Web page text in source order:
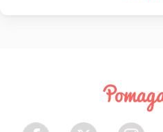
Facebook Twitter Instagram